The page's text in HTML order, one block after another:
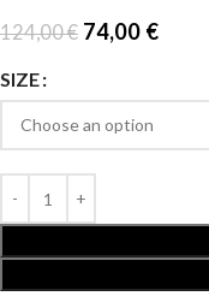
124,00€ 74,00 €
SIZE